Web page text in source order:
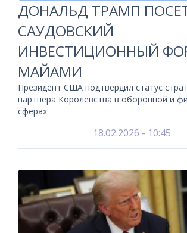
ДОНАЛЬД ТРАМП
САУДОВСКИЙ
ИНВЕСТИЦИОННЫЙ
МАЙАМИ
Президент США подтвердил статус
партнера Королевства в оборонной и
сферах
18.02.2026 - 10:45